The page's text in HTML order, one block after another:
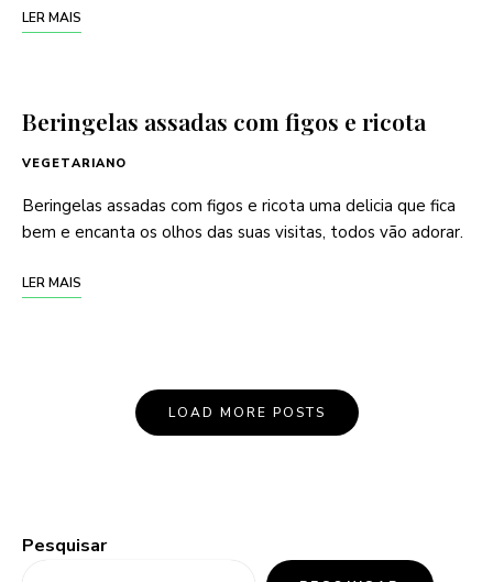
LER MAIS
Beringelas assadas com figos e ricota
VEGETARIANO
Beringelas assadas com figos e ricota uma delicia que fica
bem e encanta os olhos das suas visitas, todos vão adorar.
LER MAIS
LOAD MORE POSTS
Pesquisar